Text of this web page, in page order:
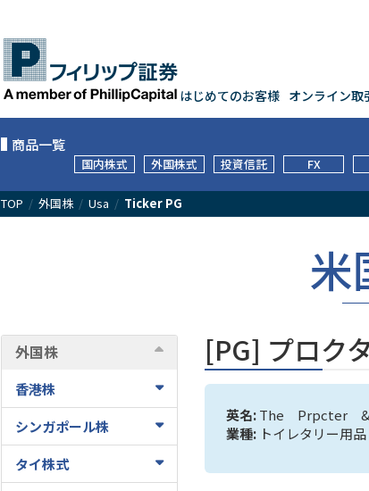
はじめてのお客様 オンライン取
商品一覧
国内株式 外国株式 投資信託 FX
TOP / 外国株/ Usa / Ticker PG
米
外国株
香港株
シンガポール株
タイ株式
[PG] プロク
英名:The Prpcter
業種: トイレタリー用品